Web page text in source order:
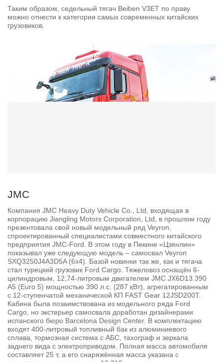
Таким образом, седельный тягач Beiben V3ET по праву
можно отнести к категории самых современных китайских
грузовиков.
JMC
Компания JMC Heavy Duty Vehicle Co., Ltd, входящая в
корпорацию Jiangling Motors Corporation, Ltd, в прошлом году
презентовала свой новый модельный ряд Veyron,
спроектированный специалистами совместного китайского
предприятия JMC-Ford. В этом году в Пекине «Цзянлин»
показывал уже следующую модель – самосвал Veyron
SXQ3250J4A3D5A (6x4). Базой новинки так же, как и тягача
стал турецкий грузовик Ford Cargo. Тяжеловоз оснащён 6-
цилиндровым, 12,74-литровым двигателем JMC JX6D13.390
A5 (Euro 5) мощностью 390 л.с. (287 кВт), агрегатированным
с 12-ступенчатой механической КП FAST Gear 12JSD200T.
Кабина была позаимствована из модельного ряда Ford
Cargo, но экстерьер самосвала доработан дизайнерами
испанского бюро Barcelona Design Center. В комплектацию
входят 400-литровый топливный бак из алюминиевого
сплава, тормозная система с АБС, тахограф и зеркала
заднего вида с электроприводом. Полная масса автомобиля
составляет 25 т, а его снаряжённая масса указана с